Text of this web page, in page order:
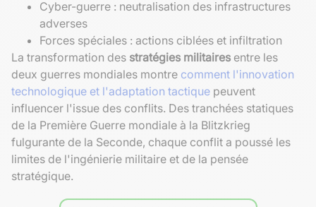
Cyber-guerre : neutralisation des infrastructures
adverses
Forces spéciales : actions ciblées et infiltration
La transformation des stratégies militaires entre les
deux guerres mondiales montre comment l'innovation
technologique et l'adaptation tactique peuvent
influencer l'issue des conflits. Des tranchées statiques
de la Première Guerre mondiale à la Blitzkrieg
fulgurante de la Seconde, chaque conflit a poussé les
limites de l'ingénierie militaire et de la pensée
stratégique.